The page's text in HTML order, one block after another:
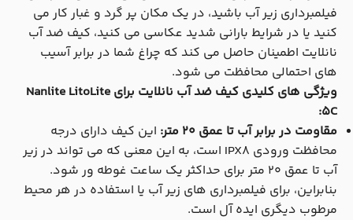
فیلمبرداری زیر آب باشید، در یک مکان پر گرد و غبار کار می
کنید یا در شرایط بارانی شدید عکاسی می کنید، کیف ضد آب
نانلایت اطمینان حاصل می کند که چراغ شما در برابر آسیب
های احتمالی محافظت می شود.
ویژگی های کلیدی کیف ضد آب نانلایت برای Nanlite LitoLite
5C:
مقاومت در برابر آب تا عمق 20 متر:
این کیف دارای درجه
محافظت ورودی IPX8 است، به این معنی که می تواند در زیر
آب تا عمق 20 متر برای حداکثر یک ساعت غوطه ور شود.
بنابراین، برای فیلمبرداری های زیر آب یا استفاده در هر محیط
مرطوب دیگری ایده آل است.